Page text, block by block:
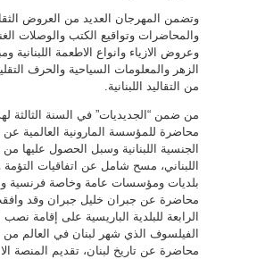
وتضمن المهرجان العديد من العروض
والمحاضرات وتواقيع الكتب والوصلات
وعروض الازياء وانواع الاطعمة اللبنانية
الزهر والمعلومات السياحية والحرف
من التقاليد اللبنانية.
من ضمن “الجديديات” في السنة الثالثة
محاضرة للمؤسسة المارونية العالمية عن
الجنسية اللبنانية وسبل الحصول عليها
اللبناني، مسح شامل عن اتفاقيات التؤمة
بلديات ومؤسسات عامة وخاصة فرنسية
محاضرة عن جبران خليل جبران وقد
الرابعة للبلدية الباريسية على إقامة نصب
الفيلسوف الذي شهر لبنان في العالم من
محاضرة عن تاريخ لبنان، تقديم المنصة